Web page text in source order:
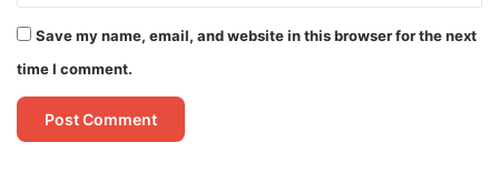
Save my name, email, and website in this browser for the next
time I comment.